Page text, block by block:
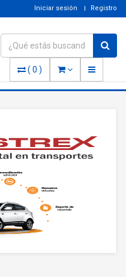
Iniciar sesión Registro
( 0 )